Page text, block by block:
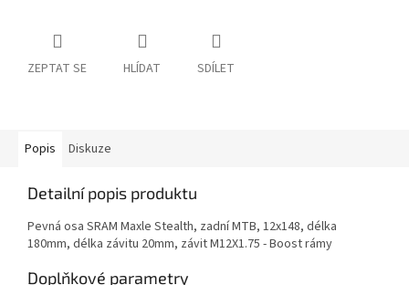
ZEPTAT SE HLÍDAT SDÍLET
Popis Diskuze
Detailní popis produktu
Pevná osa SRAM Maxle Stealth, zadní MTB, 12x148, délka
180mm, délka závitu 20mm, závit M12X1.75 - Boost rámy
Doplňkové parametry